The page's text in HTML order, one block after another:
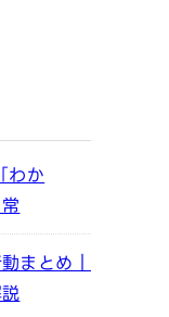
わか
まとめ｜